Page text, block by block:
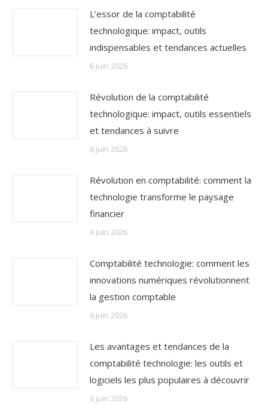
L’essor de la comptabilité
technologique: impact, outils
indispensables et tendances actuelles
6 juin 2026
Révolution de la comptabilité
technologique: impact, outils essentiels
et tendances à suivre
6 juin 2026
Révolution en comptabilité: comment la
technologie transforme le paysage
financier
6 juin 2026
Comptabilité technologie: comment les
innovations numériques révolutionnent
la gestion comptable
6 juin 2026
Les avantages et tendances de la
comptabilité technologie: les outils et
logiciels les plus populaires à découvrir
6 juin 2026